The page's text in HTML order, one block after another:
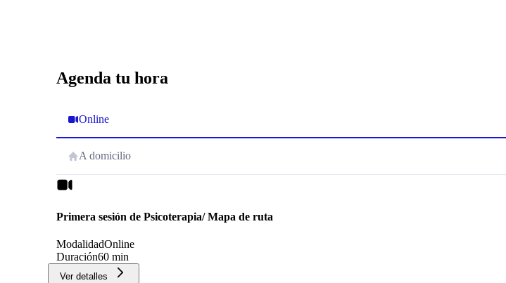
Agenda tu hora
Online
A domicilio
Primera sesión de Psicoterapia/ Mapa de ruta
ModalidadOnline
Duración60 min
Ver detalles